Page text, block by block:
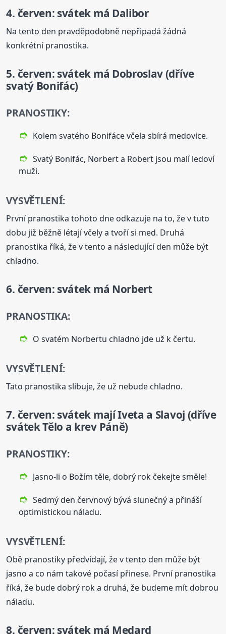
4. červen: svátek má Dalibor
Na tento den pravděpodobně nepřipadá žádná
konkrétní pranostika.
5. červen: svátek má Dobroslav (dříve
svatý Bonifác)
PRANOSTIKY:
Kolem svatého Bonifáce včela sbírá medovice.
Svatý Bonifác, Norbert a Robert jsou malí ledoví
muži.
VYSVĚTLENÍ:
První pranostika tohoto dne odkazuje na to, že v tuto
dobu již běžně létají včely a tvoří si med. Druhá
pranostika říká, že v tento a následující den může být
chladno.
6. červen: svátek má Norbert
PRANOSTIKA:
O svatém Norbertu chladno jde už k čertu.
VYSVĚTLENÍ:
Tato pranostika slibuje, že už nebude chladno.
7. červen: svátek mají Iveta a Slavoj (dříve
svátek Tělo a krev Páně)
PRANOSTIKY:
Jasno-li o Božím těle, dobrý rok čekejte směle!
Sedmý den červnový bývá slunečný a přináší
optimistickou náladu.
VYSVĚTLENÍ:
Obě pranostiky předvídají, že v tento den může být
jasno a co nám takové počasí přinese. První pranostika
říká, že bude dobrý rok a druhá, že budeme mít dobrou
náladu.
8. červen: svátek má Medard